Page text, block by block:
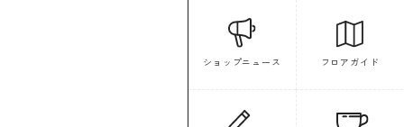
ショップニュース フロアガイド